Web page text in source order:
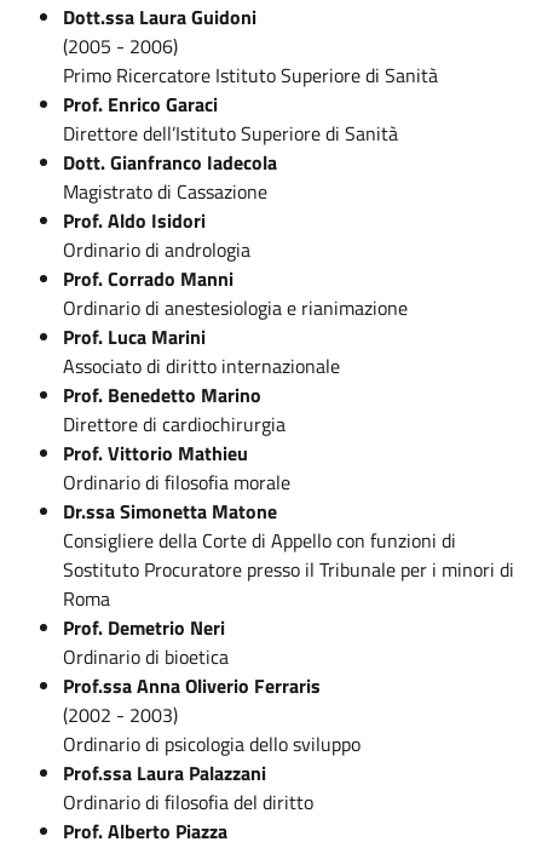
Dott.ssa Laura Guidoni
(2005 - 2006)
Primo Ricercatore Istituto Superiore di Sanità
Prof. Enrico Garaci
Direttore dell’Istituto Superiore di Sanità
Dott. Gianfranco Iadecola
Magistrato di Cassazione
Prof. Aldo Isidori
Ordinario di andrologia
Prof. Corrado Manni
Ordinario di anestesiologia e rianimazione
Prof. Luca Marini
Associato di diritto internazionale
Prof. Benedetto Marino
Direttore di cardiochirurgia
Prof. Vittorio Mathieu
Ordinario di filosofia morale
Dr.ssa Simonetta Matone
Consigliere della Corte di Appello con funzioni di
Sostituto Procuratore presso il Tribunale per i minori di
Roma
Prof. Demetrio Neri
Ordinario di bioetica
Prof.ssa Anna Oliverio Ferraris
(2002 - 2003)
Ordinario di psicologia dello sviluppo
Prof.ssa Laura Palazzani
Ordinario di filosofia del diritto
Prof. Alberto Piazza